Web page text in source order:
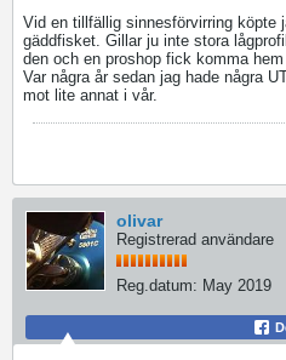
Vid en tillfällig sinnesförvirring köpte
gäddfisket. Gillar ju inte stora
den och en proshop fick komma
Var några år sedan jag hade några
mot lite annat i vår.
olivar
Registrerad användare
Reg.datum: May 2019